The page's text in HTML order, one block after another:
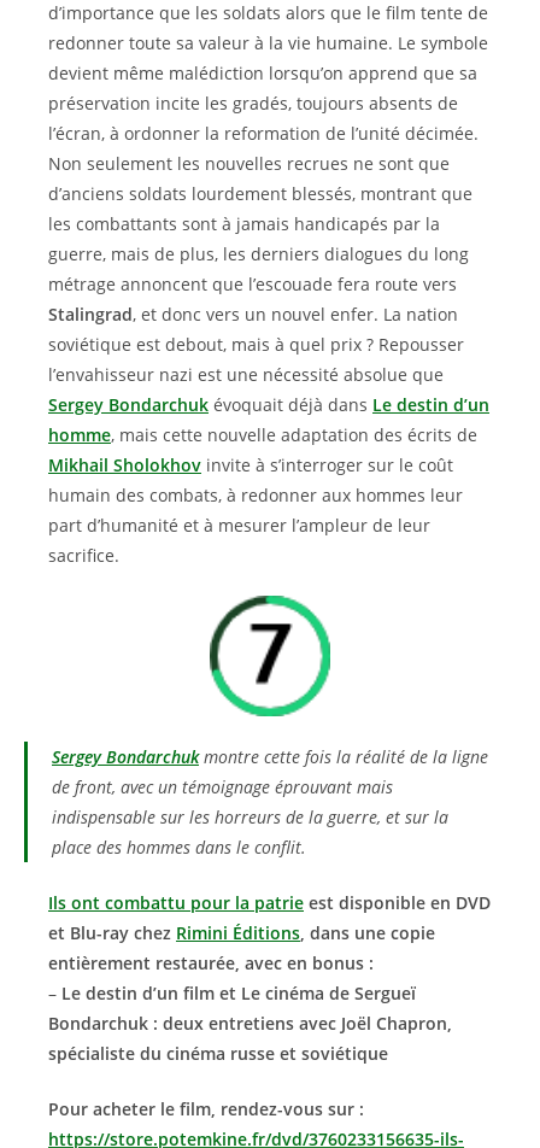
d’importance que les soldats alors que le film tente de
redonner toute sa valeur à la vie humaine. Le symbole
devient même malédiction lorsqu’on apprend que sa
préservation incite les gradés, toujours absents de
l’écran, à ordonner la reformation de l’unité décimée.
Non seulement les nouvelles recrues ne sont que
d’anciens soldats lourdement blessés, montrant que
les combattants sont à jamais handicapés par la
guerre, mais de plus, les derniers dialogues du long
métrage annoncent que l’escouade fera route vers
Stalingrad, et donc vers un nouvel enfer. La nation
soviétique est debout, mais à quel prix ? Repousser
l’envahisseur nazi est une nécessité absolue que
Sergey Bondarchuk évoquait déjà dans Le destin d’un
homme, mais cette nouvelle adaptation des écrits de
Mikhail Sholokhov invite à s’interroger sur le coût
humain des combats, à redonner aux hommes leur
part d’humanité et à mesurer l’ampleur de leur
sacrifice.
Sergey Bondarchukmontre cette fois la réalité de la ligne
de front, avec un témoignage éprouvant mais
indispensable sur les horreurs de la guerre, et sur la
place des hommes dans le conflit.
Ils ont combattu pour la patrie est disponible en DVD
et Blu-ray chez Rimini Éditions, dans une copie
entièrement restaurée, avec en bonus :
– Le destin d’un film et Le cinéma de Sergueï
Bondarchuk : deux entretiens avec Joël Chapron,
spécialiste du cinéma russe et soviétique
Pour acheter le film, rendez-vous sur :
https://store.potemkine.fr/dvd/3760233156635-ils-